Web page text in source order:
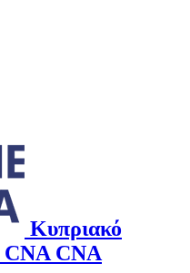
Κυπριακό
CNA CNA